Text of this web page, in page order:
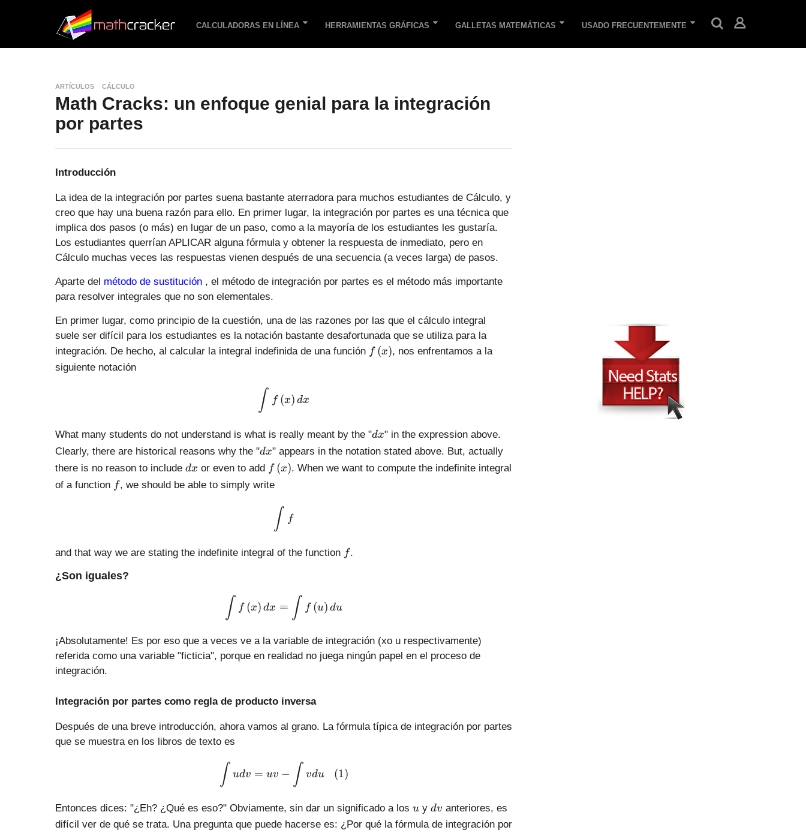
CALCULADORAS EN LÍNEA HERRAMIENTAS GRÁFICAS GALLETAS MATEMÁTICAS USADO FRECUENTEMENTE
ARTÍCULOS CÁLCULO
Math Cracks: un enfoque genial para la integración
por partes
Introducción
La idea de la integración por partes suena bastante aterradora para muchos estudiantes de Cálculo, y
creo que hay una buena razón para ello. En primer lugar, la integración por partes es una técnica que
implica dos pasos (o más) en lugar de un paso, como a la mayoría de los estudiantes les gustaría.
Los estudiantes querrían APLICAR alguna fórmula y obtener la respuesta de inmediato, pero en
Cálculo muchas veces las respuestas vienen después de una secuencia (a veces larga) de pasos.
Aparte del método de sustitución , el método de integración por partes es el método más importante
para resolver integrales que no son elementales.
En primer lugar, como principio de la cuestión, una de las razones por las que el cálculo integral
suele ser difícil para los estudiantes es la notación bastante desafortunada que se utiliza para la
integración. De hecho, al calcular la integral indefinida de una función f
(
x
\
r
f (x), nos enfrentamos a la
siguiente notación
\int{f\left( x \right)dx}
∫ f (x) dx
What many students do not understand is what is really meant by the "d
x
dx" in the expression above.
Clearly, there are historical reasons why the "d
x
dx" appears in the notation stated above. But, actually
there is no reason to include d
x
dx or even to add f
\
l
x
g
t
)
f (x). When we want to compute the indefinite integral
of a function ff, we should be able to simply write
\int{f}
∫ f
and that way we are stating the indefinite integral of the function ff.
¿Son iguales?
\int{f\left( x \right)dx}=\int{f\left( u \right)du}
∫ f (x) dx = ∫ f (u) du
¡Absolutamente! Es por eso que a veces ve a la variable de integración (xo u respectivamente)
referida como una variable "ficticia", porque en realidad no juega ningún papel en el proceso de
integración.
Integración por partes como regla de producto inversa
Después de una breve introducción, ahora vamos al grano. La fórmula típica de integración por partes
que se muestra en los libros de texto es
\int{udv}=uv-\int{vdu} \,\,\,\,\,(1)
∫ udv = uv − ∫ vdu (1)
Entonces dices: "¿Eh? ¿Qué es eso?" Obviamente, sin dar un significado a los u
u y d
v
dv anteriores, es
difícil ver de qué se trata. Una pregunta que puede hacerse es: ¿Por qué la fórmula de integración por